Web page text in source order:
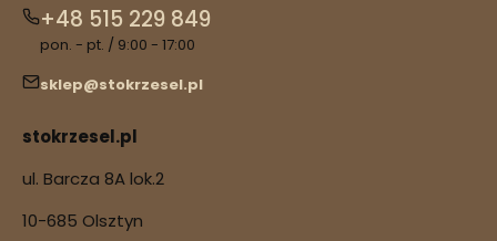
+48 515 229 849
pon. - pt. / 9:00 - 17:00
sklep@stokrzesel.pl
stokrzesel.pl
ul. Barcza 8A lok.2
10-685 Olsztyn